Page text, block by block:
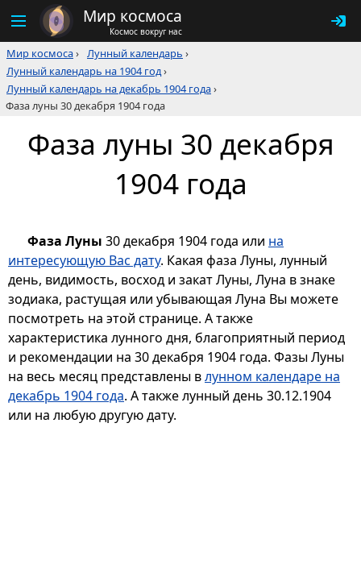
Мир космоса
Космос вокруг нас
Мир космоса› Лунный календарь ›
Лунный календарь на 1904 год›
Лунный календарь на декабрь 1904 года›
Фаза луны 30 декабря 1904 года
Фаза луны 30 декабря
1904 года
Фаза Луны 30 декабря 1904 года или на
интересующую Вас дату. Какая фаза Луны, лунный
день, видимость, восход и закат Луны, Луна в знаке
зодиака, растущая или убывающая Луна Вы можете
посмотреть на этой странице. А также
характеристика лунного дня, благоприятный период
и рекомендации на 30 декабря 1904 года. Фазы Луны
на весь месяц представлены влунном календаре на
декабрь 1904 года. А также лунный день 30.12.1904
или на любую другую дату.